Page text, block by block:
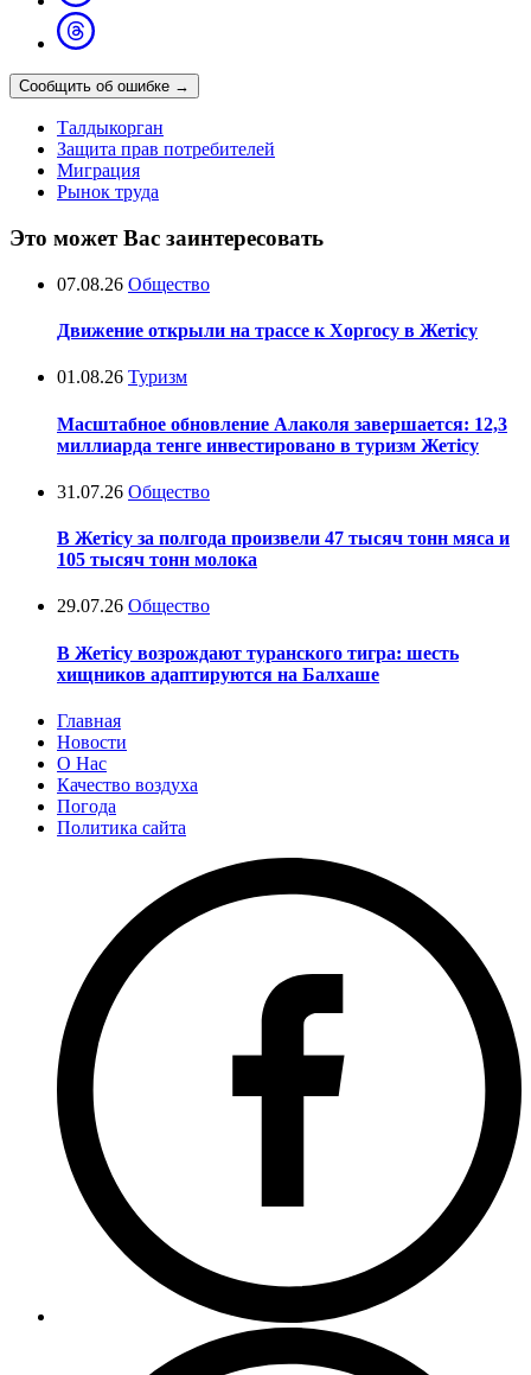
Сообщить об ошибке →
Талдыкорган
Защита прав потребителей
Миграция
Рынок труда
Это может Вас заинтересовать
07.08.26 Общество
Движение открыли на трассе к Хоргосу в Жетісу
01.08.26 Туризм
Масштабное обновление Алаколя завершается: 12,3
миллиарда тенге инвестировано в туризм Жетісу
31.07.26 Общество
В Жетісу за полгода произвели 47 тысяч тонн мяса и
105 тысяч тонн молока
29.07.26 Общество
В Жетісу возрождают туранского тигра: шесть
хищников адаптируются на Балхаше
Главная
Новости
О Нас
Качество воздуха
Погода
Политика сайта